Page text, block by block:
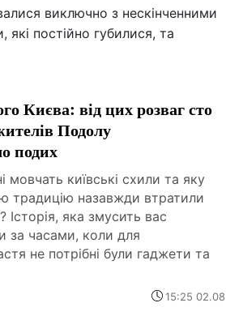
виключно з нескінченними
постійно губилися, та
Києва: від цих розваг сто
Подолу
подих
мовчать київські схили та яку
традицію назавжди втратили
Історія, яка змусить вас
за часами, коли для
не потрібні були гаджети та
15:25 02.08